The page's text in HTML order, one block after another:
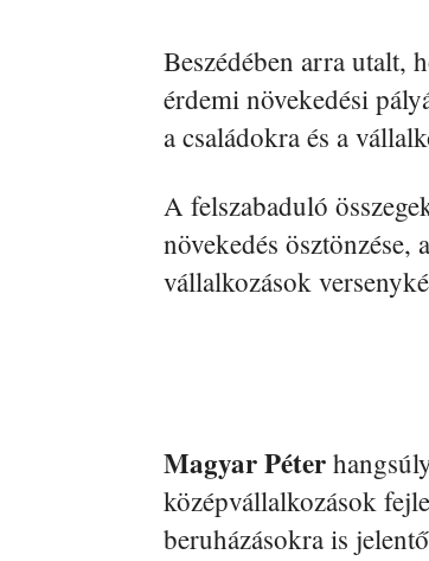
Beszédében arra utalt,
érdemi növekedési
a családokra és a
A felszabaduló
növekedés ösztönzése,
vállalkozások
Magyar Péter
középvállalkozások
beruházásokra is